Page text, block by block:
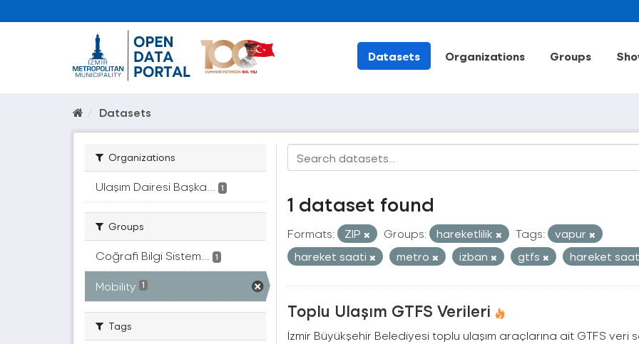
Datasets Organizations Groups
Datasets
Organizations
Ulaşım Dairesi Başka... 1
Groups
Coğrafi Bilgi Sistem... 1
Mobility 1
Tags
1 dataset found
Formats: ZIP Groups: hareketlilik Tags:
vapur
hareket saati
metro izban gtfs hareket
Toplu Ulaşım GTFS Verileri
İzmir Büyükşehir Belediyesi toplu ulaşım araçlarına ait GTFS veri